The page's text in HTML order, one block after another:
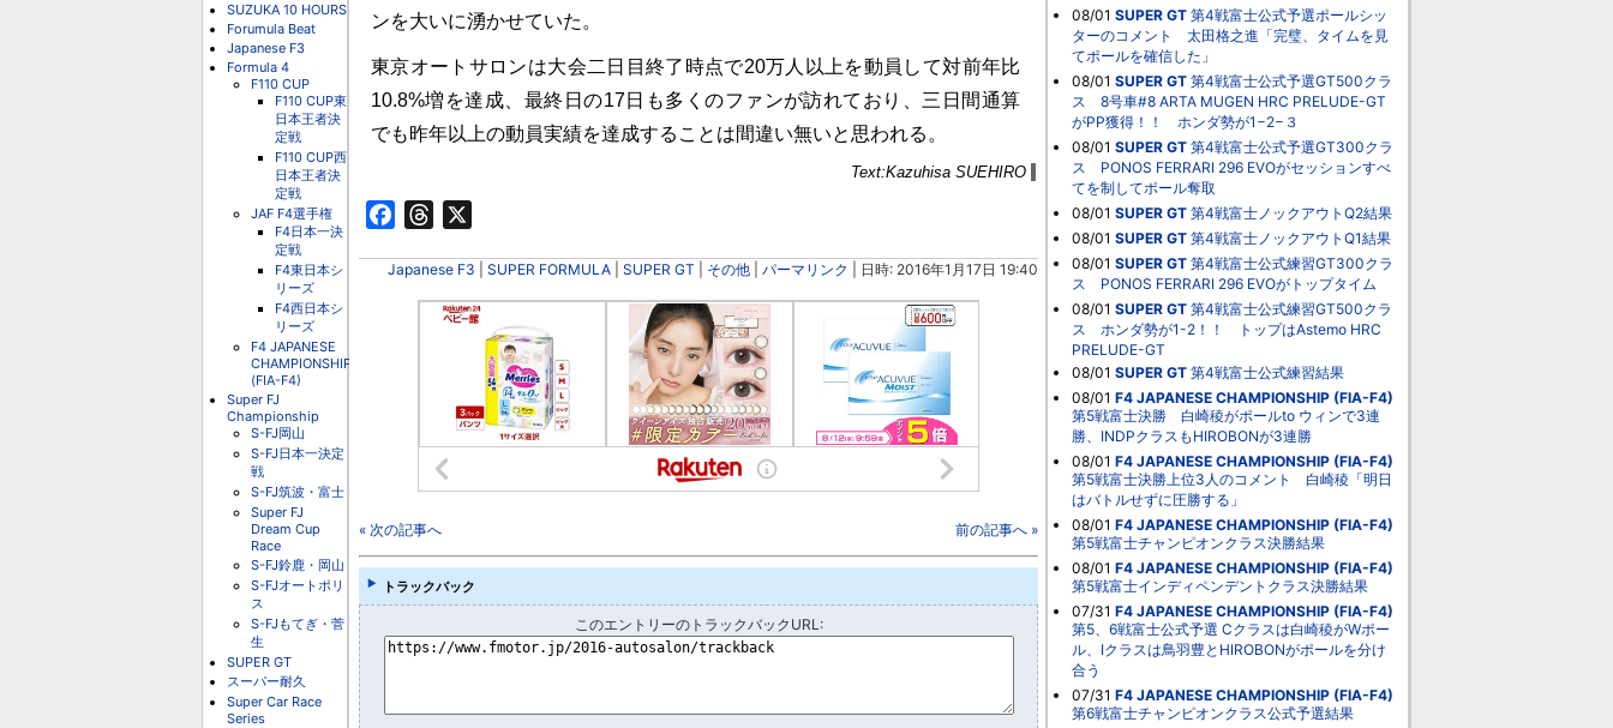
SUZUKA 10 HOURS
Forumula Beat
Japanese F3
Formula 4
F110 CUP
F110 CUP東
日本王者決
定戦
F110 CUP西
日本王者決
定戦
JAF F4選手権
F4日本一決
定戦
F4東日本シ
リーズ
F4西日本シ
リーズ
F4 JAPANESE
CHAMPIONSHIP
(FIA-F4)
Super FJ
Championship
S-FJ岡山
S-FJ日本一決定
戦
S-FJ筑波・富士
Super FJ
Dream Cup
Race
S-FJ鈴鹿・岡山
S-FJオートポリ
ス
S-FJもてぎ・菅
生
SUPER GT
スーパー耐久
Super Car Race
Series
ンを大いに湧かせていた。
東京オートサロンは大会二日目終了時点で20万人以上を動員して対前年比
10.8%増を達成、最終日の17日も多くのファンが訪れており、三日間通算
でも昨年以上の動員実績を達成することは間違い無いと思われる。
Text:Kazuhisa SUEHIRO
Facebook
Threads
Japanese F3 SUPER FORMULA SUPER GT その他 パーマリンク | 日時: 2016年1月17日 19:40
« 次の記事へ 前の記事へ »
トラックバック
このエントリーのトラックバックURL:
08/01 SUPER GT 第4戦富士公式予選ポールシッ
ターのコメント 太田格之進「完璧、タイムを見
てポールを確信した」
08/01 SUPER GT 第4戦富士公式予選GT500クラ
ス 8号車#8 ARTA MUGEN HRC PRELUDE-GT
がPP獲得！！ ホンダ勢が1−2−３
08/01 SUPER GT 第4戦富士公式予選GT300クラ
ス PONOS FERRARI 296 EVOがセッションすべ
てを制してポール奪取
08/01 SUPER GT 第4戦富士ノックアウトQ2結果
08/01 SUPER GT 第4戦富士ノックアウトQ1結果
08/01 SUPER GT 第4戦富士公式練習GT300クラ
ス PONOS FERRARI 296 EVOがトップタイム
08/01 SUPER GT 第4戦富士公式練習GT500クラ
ス ホンダ勢が1-2！！ トップはAstemo HRC
PRELUDE-GT
08/01 SUPER GT 第4戦富士公式練習結果
08/01 F4 JAPANESE CHAMPIONSHIP (FIA-F4)
第5戦富士決勝 白崎稜がポールto ウィンで3連
勝、INDPクラスもHIROBONが3連勝
08/01 F4 JAPANESE CHAMPIONSHIP (FIA-F4)
第5戦富士決勝上位3人のコメント 白崎稜「明日
はバトルせずに圧勝する」
08/01 F4 JAPANESE CHAMPIONSHIP (FIA-F4)
第5戦富士チャンピオンクラス決勝結果
08/01 F4 JAPANESE CHAMPIONSHIP (FIA-F4)
第5戦富士インディペンデントクラス決勝結果
07/31 F4 JAPANESE CHAMPIONSHIP (FIA-F4)
第5、6戦富士公式予選 Cクラスは白崎稜がWポー
ル、Iクラスは鳥羽豊とHIROBONがポールを分け
合う
07/31 F4 JAPANESE CHAMPIONSHIP (FIA-F4)
第6戦富士チャンピオンクラス公式予選結果